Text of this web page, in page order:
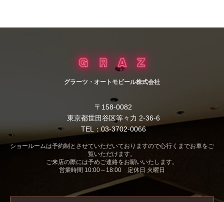
グラーツ・オートモビール株式会社
〒158-0082
東京都世田谷区等々力 2-36-6
TEL：03-3702-0066
ショールームは予約制とさせていただいておりますので心行くまでお車をご
覧いただけます。
ご来店の際には予めご連絡をお願いいたします。
営業時間 10:00～18:00 定休日 火曜日